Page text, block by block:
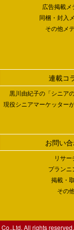
広告掲載メ
同梱・封入
その他メ
連載コ
黒川由紀子の「シニア
現役シニアマーケッター
お問い
リサー
プランニ
掲載・
その
All rights reserved.